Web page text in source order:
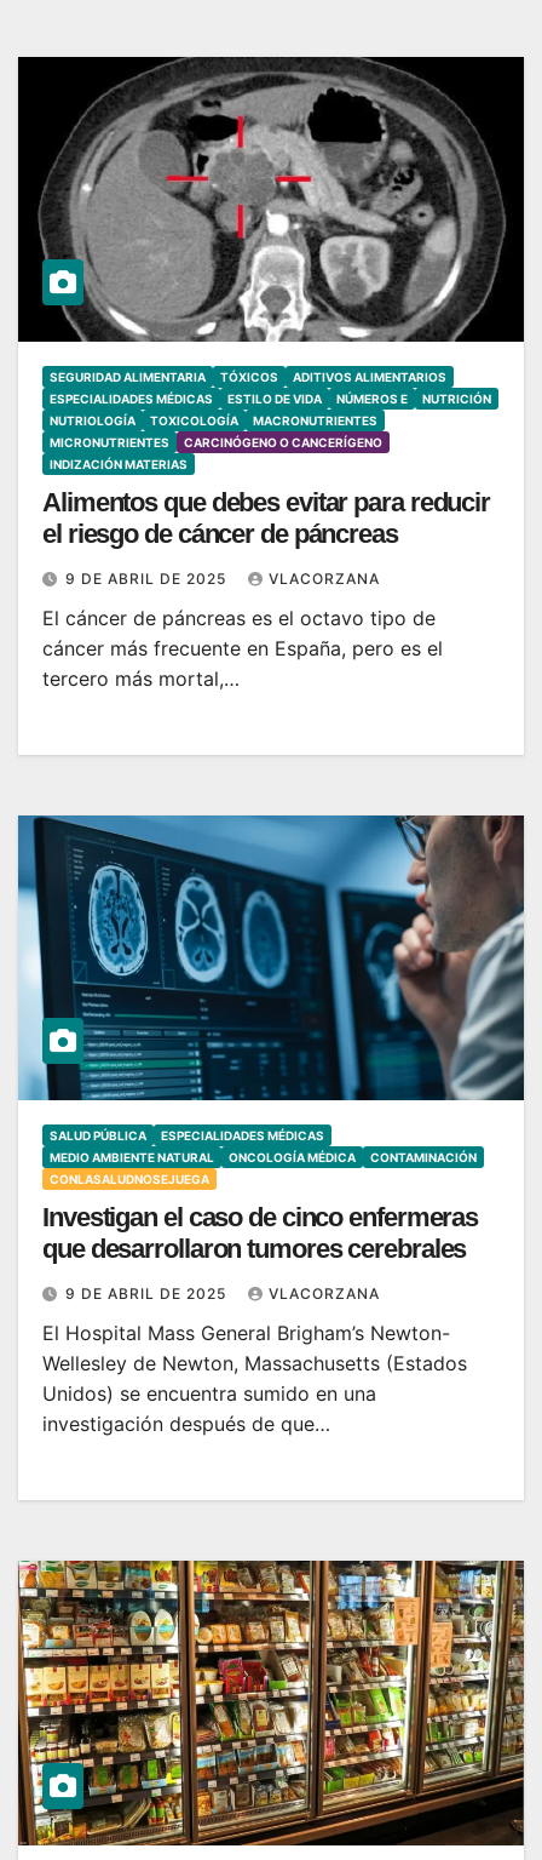
SEGURIDAD ALIMENTARIA TÓXICOS
ADITIVOS ALIMENTARIOS
ESPECIALIDADES MÉDICAS
ESTILO DE VIDA NÚMEROS E
NUTRICIÓN
NUTRIOLOGÍA
TOXICOLOGÍA
MACRONUTRIENTES
MICRONUTRIENTES
CARCINÓGENO O CANCERÍGENO
INDIZACIÓN MATERIAS
Alimentos que debes evitar para reducir
el riesgo de cáncer de páncreas
9 DE ABRIL DE 2025 VLACORZANA
El cáncer de páncreas es el octavo tipo de
cáncer más frecuente en España, pero es el
tercero más mortal,…
SALUD PÚBLICA
ESPECIALIDADES MÉDICAS
MEDIO AMBIENTE NATURAL
ONCOLOGÍA MÉDICA
CONTAMINACIÓN
CONLASALUDNOSEJUEGA
Investigan el caso de cinco enfermeras
que desarrollaron tumores cerebrales
9 DE ABRIL DE 2025 VLACORZANA
El Hospital Mass General Brigham’s Newton-
Wellesley de Newton, Massachusetts (Estados
Unidos) se encuentra sumido en una
investigación después de que…